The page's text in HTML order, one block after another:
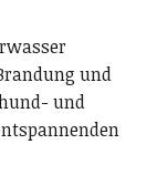
und
und